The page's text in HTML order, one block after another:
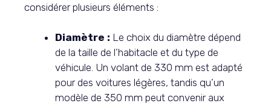
considérer plusieurs éléments :
Diamètre : Le choix du diamètre dépend
de la taille de l’habitacle et du type de
véhicule. Un volant de 330 mm est adapté
pour des voitures légères, tandis qu’un
modèle de 350 mm peut convenir aux